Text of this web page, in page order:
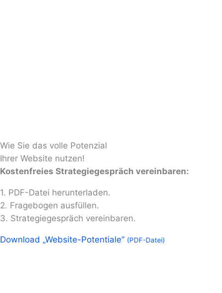
Wie Sie das volle Potenzial
Ihrer Website nutzen!
Kostenfreies Strategiegespräch vereinbaren:​
1. PDF-Datei herunterladen.
2. Fragebogen ausfüllen.
3. Strategiegespräch vereinbaren.
Download „Website-Potentiale“ (PDF-Datei)